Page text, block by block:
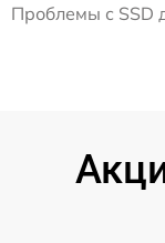
Проблемы с SSD